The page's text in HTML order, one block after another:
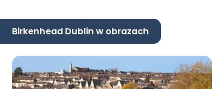
Birkenhead Dublin w obrazach